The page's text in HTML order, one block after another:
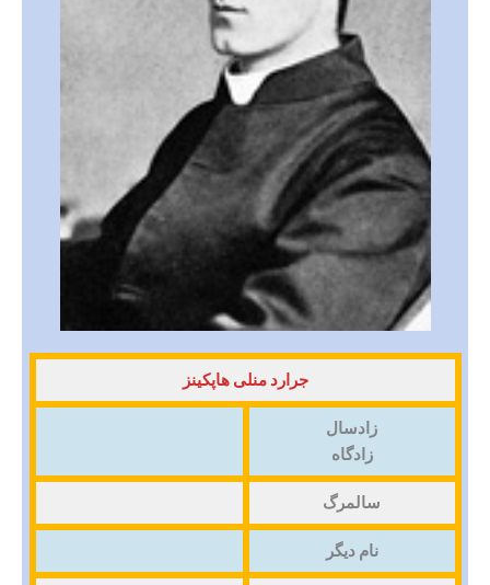
جرارد منلی هاپکینز
زادسال
زادگاه
سالمرگ
نام دیگر